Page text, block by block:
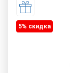
5% cкидка